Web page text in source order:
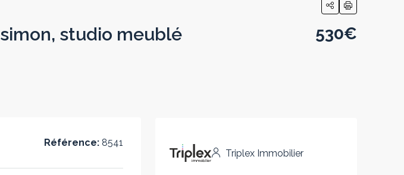
studio meublé 530€
Référence: 8541
Triplex Immobilier